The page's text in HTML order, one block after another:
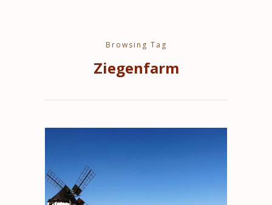
KULT[UR]
Browsing Tag
Ziegenfarm